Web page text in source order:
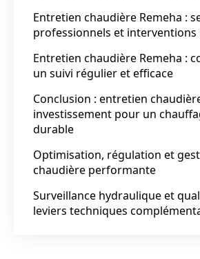
Entretien chaudière Remeha :
professionnels et interventions
Entretien chaudière Remeha :
un suivi régulier et efficace
Conclusion : entretien
investissement pour un
durable
Optimisation, régulation et
chaudière performante
Surveillance hydraulique et
leviers techniques